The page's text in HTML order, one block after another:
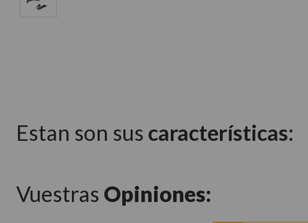
Estan son sus características:
Vuestras Opiniones: